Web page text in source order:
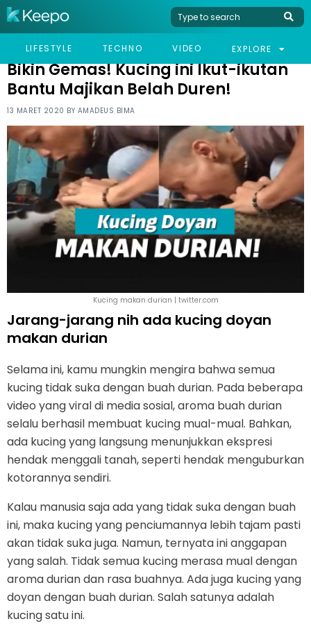
LIFESTYLE TECHNO VIDEO EXPLORE
HOME HUMOR
BIKIN GEMAS! KUCING INI IKUT-IKUTAN BANTU MAJIKAN BELAH
Bikin Gemas! Kucing ini Ikut-ikutan
Bantu Majikan Belah Duren!
13 MARET 2020 BY AMADEUS BIMA
Kucing makan durian | twitter.com
Jarang-jarang nih ada kucing doyan
makan durian
Selama ini, kamu mungkin mengira bahwa semua
kucing tidak suka dengan buah durian. Pada beberapa
video yang viral di media sosial, aroma buah durian
selalu berhasil membuat kucing mual-mual. Bahkan,
ada kucing yang langsung menunjukkan ekspresi
hendak menggali tanah, seperti hendak menguburkan
kotorannya sendiri.
Kalau manusia saja ada yang tidak suka dengan buah
ini, maka kucing yang penciumannya lebih tajam pasti
akan tidak suka juga. Namun, ternyata ini anggapan
yang salah. Tidak semua kucing merasa mual dengan
aroma durian dan rasa buahnya. Ada juga kucing yang
doyan dengan buah durian. Salah satunya adalah
kucing satu ini.